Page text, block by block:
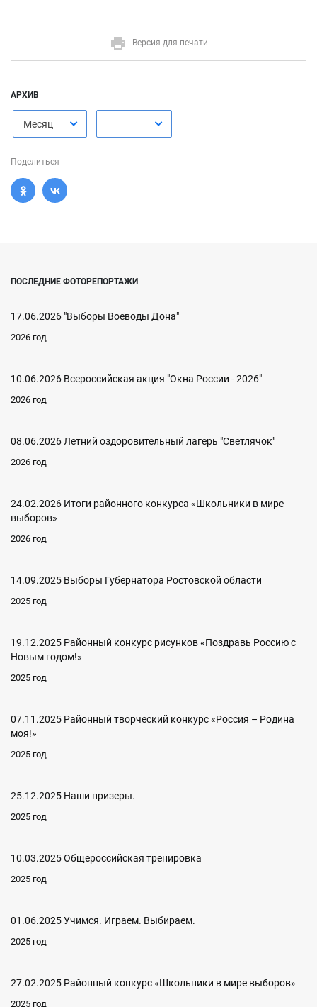
Версия для печати
АРХИВ
Месяц
Поделиться
ПОСЛЕДНИЕ ФОТОРЕПОРТАЖИ
17.06.2026 "Выборы Воеводы Дона"
2026 год
10.06.2026 Всероссийская акция "Окна России - 2026"
2026 год
08.06.2026 Летний оздоровительный лагерь "Светлячок"
2026 год
24.02.2026 Итоги районного конкурса «Школьники в мире
выборов»
2026 год
14.09.2025 Выборы Губернатора Ростовской области
2025 год
19.12.2025 Районный конкурс рисунков «Поздравь Россию с
Новым годом!»
2025 год
07.11.2025 Районный творческий конкурс «Россия – Родина
моя!»
2025 год
25.12.2025 Наши призеры.
2025 год
10.03.2025 Общероссийская тренировка
2025 год
01.06.2025 Учимся. Играем. Выбираем.
2025 год
27.02.2025 Районный конкурс «Школьники в мире выборов»
2025 год